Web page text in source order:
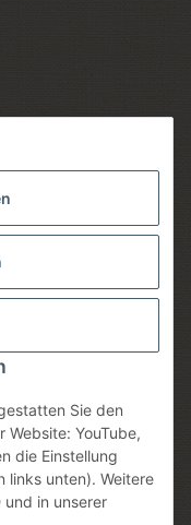
Sie den
Website: YouTube,
die Einstellung
links unten). Weitere
und in unserer